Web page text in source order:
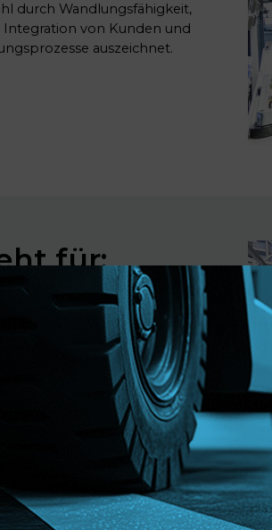
durch Wandlungsfähigkeit,
Integration von Kunden und
auszeichnet.
für: